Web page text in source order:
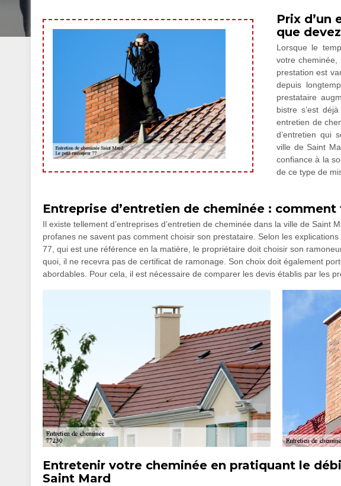
Prix d’un
que
Lorsque le
votre cheminée,
prestation est
depuis
prestataire
bistre s’est
entretien de
d’entretien qui
ville de Saint
confiance à la
de ce type de
Entreprise d’entretien de cheminée :
Il existe tellement d’entreprises d’entretien de cheminée dans la ville de Saint
profanes ne savent pas comment choisir son prestataire. Selon les
77, qui est une référence en la matière, le propriétaire doit choisir son
quoi, il ne recevra pas de certificat de ramonage. Son choix doit également
abordables. Pour cela, il est nécessaire de comparer les devis établis par les
Entretenir votre cheminée en pratiquant le
Saint Mard